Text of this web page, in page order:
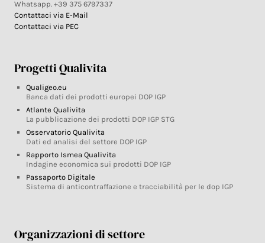
Whatsapp. +39 375 6797337
Contattaci via E-Mail
Contattaci via PEC
Progetti Qualivita
Qualigeo.eu
Banca dati dei prodotti europei DOP IGP
Atlante Qualivita
La pubblicazione dei prodotti DOP IGP STG
Osservatorio Qualivita
Dati ed analisi del settore DOP IGP
Rapporto Ismea Qualivita
Indagine economica sui prodotti DOP IGP
Passaporto Digitale
Sistema di anticontraffazione e tracciabilità per le dop IGP
Organizzazioni di settore